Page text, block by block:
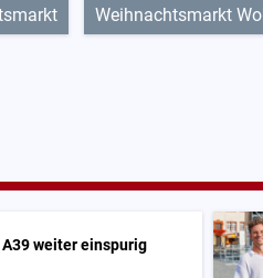
Weihnachtsmarkt
weiter einspurig